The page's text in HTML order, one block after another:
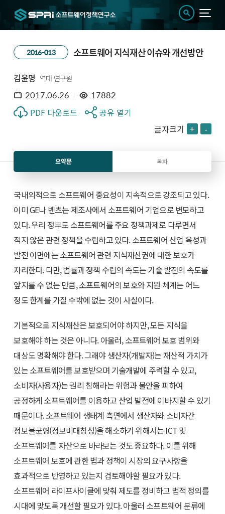
2016-013 소프트웨어 지식재산 이슈와 개선방안
김윤명 역대 연구원
2017.06.26 17882
PDF 다운로드
공유 열기
글자크기 + -
요약문 목차
국내외적으로 소프트웨어 중요성이 지속적으로 강조되고 있다.
이미 GE나 벤츠는 제조사에서 소프트웨어 기업으로 변모하고
있다. 우리 정부도 소프트웨어를 주요 정책과제로 다루면서
적지 않은 관련 정책을 수립하고 있다. 소프트웨어 산업 육성과
발전 이면에는 소프트웨어 관련 지식재산권에 대한 보호가
자리한다. 다만, 법률과 정책 수립의 속도는 기술 발전의 속도를
앞지를 수 없는 만큼, 소프트웨어의 보호와 지원 체계는 어느
정도 한계를 가질 수밖에 없는 것이 사실이다.
기본적으로 지식재산은 보호되어야 하지만, 모든 지식을
보호해야 하는 것은 아니다. 아울러, 소프트웨어 보호 범위와
대상도 명확해야 한다. 그래야 생산자(개발자)는 재산적 가치가
있는 소프트웨어를 보호받으며 기술개발에 주력할 수 있고,
소비자(사용자)는 권리 침해라는 위험과 불안을 피하여
공정하게 소프트웨어를 이용하고 산업 발전에 이바지할 수 있기
때문이다. 소프트웨어 생태계 측면에서 생산자와 소비자간
정보불균형(정보비대칭성)을 해소하기 위해서는 ICT 및
소프트웨어를 자산으로 바라보는 것도 중요하다. 이를 위해
소프트웨어 보호에 관한 법과 정책이 시장의 요구사항을
효과적으로 반영하고 있는지 검토해야할 필요가 있다.
소프트웨어 라이프사이클에 맞춰 제도를 정비하고 법적 정의를
시대에 맞도록 개선할 필요가 있다. 아울러 소프트웨어 분류에